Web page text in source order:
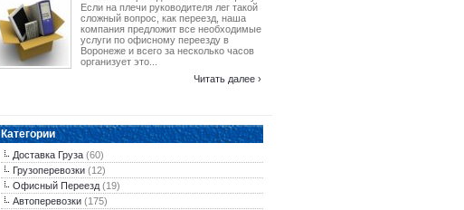
Если на плечи руководителя лег такой
сложный вопрос, как переезд, наша
компания предложит все необходимые
услуги по офисному переезду в
Воронеже и всего за несколько часов
организует это...
Читать далее ›
Категории
Доставка Груза (60)
Грузоперевозки (12)
Офисный Переезд (19)
Автоперевозки (175)